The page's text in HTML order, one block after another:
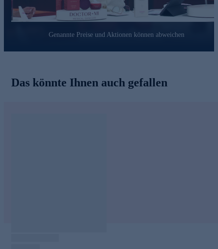
Genannte Preise und Aktionen können abweichen
Das könnte Ihnen auch gefallen